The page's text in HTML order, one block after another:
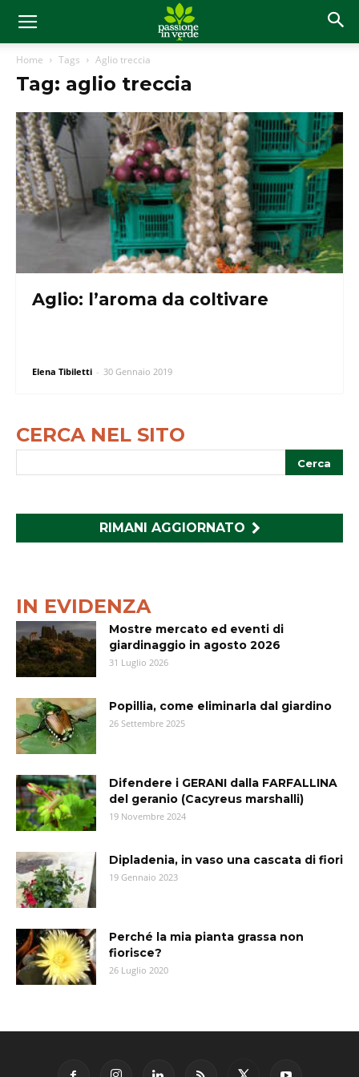
Home Tags Aglio treccia
Tag: aglio treccia
Aglio: l’aroma da coltivare
Elena Tibiletti - 30 Gennaio 2019
CERCA NEL SITO
RIMANI AGGIORNATO
IN EVIDENZA
Mostre mercato ed eventi di
giardinaggio in agosto 2026
31 Luglio 2026
Popillia, come eliminarla dal giardino
26 Settembre 2025
Difendere i GERANI dalla FARFALLINA
del geranio (Cacyreus marshalli)
19 Novembre 2024
Dipladenia, in vaso una cascata di fiori
19 Gennaio 2023
Perché la mia pianta grassa non
fiorisce?
26 Luglio 2020